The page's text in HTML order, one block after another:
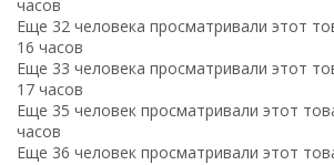
часов
Еще 32 человека просматривали этот
16 часов
Еще 33 человека просматривали этот
17 часов
Еще 35 человек просматривали этот
часов
Еще 36 человек просматривали этот